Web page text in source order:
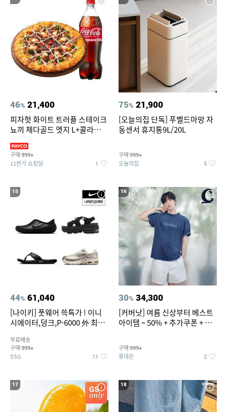
46% 21,400
피자헛 화이트 트러플 스테이크
뇨끼 체다골드 엣지 L+콜라
구매 999+
11번가 쇼킹딜 1
75% 21,900
[오늘의집 단독] 푸벨드마망 자
동센서 휴지통9L/20L
구매 999+
오늘의집 5
15
44% 61,040
[나이키] 풋웨어 쓱특가 ! 이니
시에이터,덩크,P-6000 外 최대
무료배송
구매 999+
SSG 11
16
30% 34,300
[커버낫] 여름 신상부터 베스트
아이템 ~ 50% + 추가쿠폰 + 카
구매 999+
롯데온 2
17 18